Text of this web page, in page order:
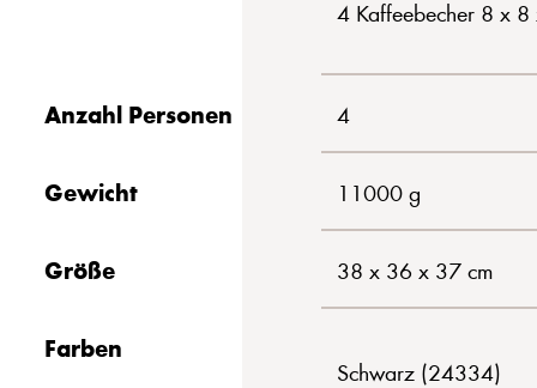
4 Kaffeebecher 8 x
Anzahl Personen 4
Gewicht 11000 g
Größe 38 x 36 x 37 cm
Farben
Schwarz (24334)